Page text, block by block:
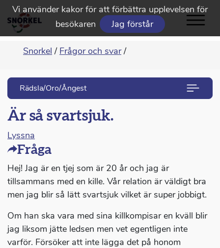
Vi använder kakor för att förbättra upplevelsen för
besökaren
Jag förstår
Snorkel / Frågor och svar /
Rädsla/Oro/Ångest
Är så svartsjuk.
Lyssna
Fråga
Hej! Jag är en tjej som är 20 år och jag är
tillsammans med en kille. Vår relation är väldigt bra
men jag blir så lätt svartsjuk vilket är super jobbigt.
Om han ska vara med sina killkompisar en kväll blir
jag liksom jätte ledsen men vet egentligen inte
varför. Försöker att inte lägga det på honom